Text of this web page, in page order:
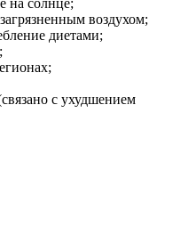
воздухом;
диетами;
с ухудшением